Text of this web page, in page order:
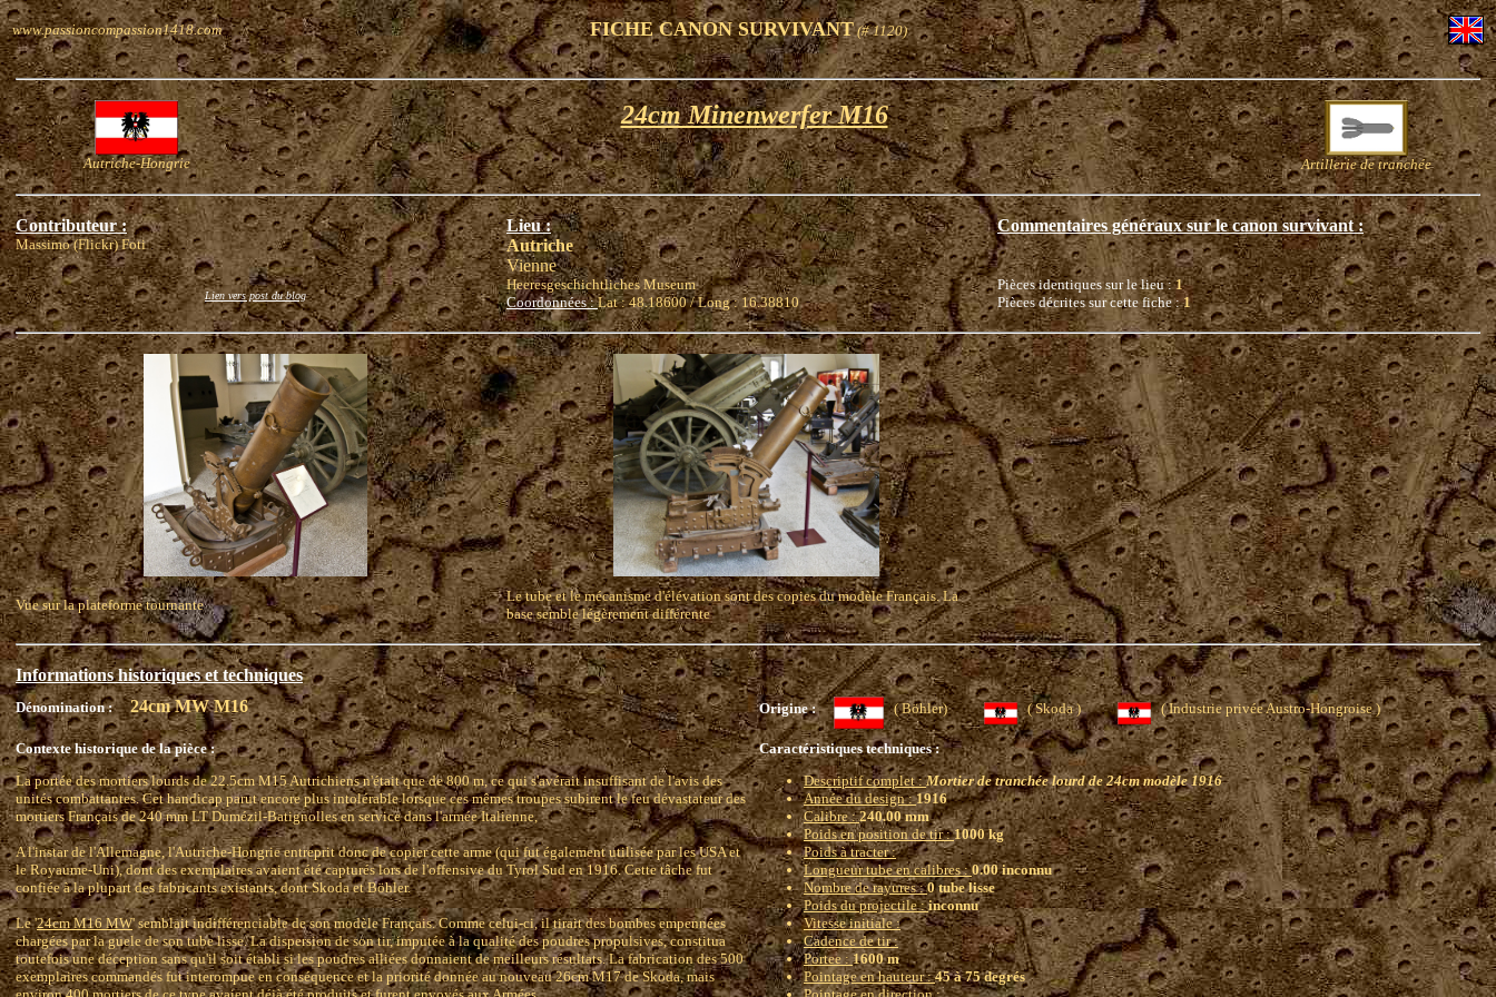
www.passioncompassion1418.com FICHE CANON SURVIVANT(# 1120)
Autriche-Hongrie
24cm Minenwerfer M16
Artillerie de tranchée
Contributeur :
Massimo (Flickr) Foti
Lien vers post du blog
Lieu :
Autriche
Vienne
Heeresgeschichtliches Museum
Coordonnées :Lat : 48.18600 / Long : 16.38810
Commentaires généraux sur le canon survivant :
Pièces identiques sur le lieu :1
Pièces décrites sur cette fiche :1
Vue sur la plateforme tournante
Le tube et le mécanisme d'élévation sont des copies du modèle Français. La
base semble légèrement différente
Informations historiques et techniques
Dénomination : 24cm MW M16 Origine : ( Böhler) ( Skoda ) ( Industrie privée Austro-Hongroise )
Contexte historique de la pièce :
La portée des mortiers lourds de 22.5cm M15 Autrichiens n'était que de 800 m, ce qui s'avérait insuffisant de l'avis des
unités combattantes. Cet handicap parut encore plus intolérable lorsque ces mêmes troupes subirent le feu dévastateur des
mortiers Français de 240 mm LT Dumézil-Batignolles en service dans l'armée Italienne,
A l'instar de l'Allemagne, l'Autriche-Hongrie entreprit donc de copier cette arme (qui fut également utilisée par les USA et
le Royaume-Uni), dont des exemplaires avaient été capturés lors de l'offensive du Tyrol Sud en 1916. Cette tâche fut
confiée à la plupart des fabricants existants, dont Skoda et Böhler.
Le '24cm M16 MW' semblait indifférenciable de son modèle Français. Comme celui-ci, il tirait des bombes empennées
chargées par la guele de son tube lisse. La dispersion de son tir, imputée à la qualité des poudres propulsives, constitua
toutefois une déception sans qu'il soit établi si les poudres alliées donnaient de meilleurs résultats. La fabrication des 500
exemplaires commandés fut interompue en conséquence et la priorité donnée au nouveau 26cm M17 de Skoda, mais
Caractéristiques techniques :
Descriptif complet :Mortier de tranchée lourd de 24cm modèle 1916
Année du design :1916
Calibre :240.00 mm
Poids en position de tir :1000 kg
Poids à tracter :
Longueur tube en calibres :0.00 inconnu
Nombre de rayures :0 tube lisse
Poids du projectile :inconnu
Vitesse initiale :
Cadence de tir :
Portee :1600 m
Pointage en hauteur :45 à 75 degrés